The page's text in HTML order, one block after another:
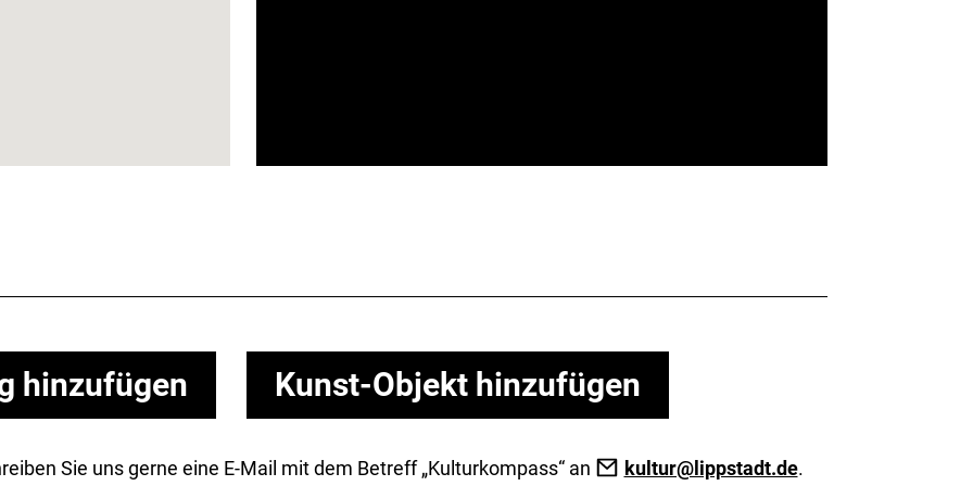
hinzufügen Kunst-Objekt hinzufügen
Sie uns gerne eine E-Mail mit dem Betreff „Kulturkompass“ an kultur@lippstadt.de.